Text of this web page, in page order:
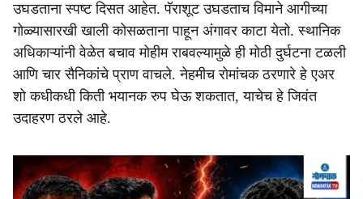
उघडताना स्पष्ट दिसत आहेत. पॅराशूट उघडताच विमाने आगीच्या
गोळ्यासारखी खाली कोसळताना पाहून अंगावर काटा येतो. स्थानिक
अधिकाऱ्यांनी वेळेत बचाव मोहीम राबवल्यामुळे ही मोठी दुर्घटना टळली
आणि चार सैनिकांचे प्राण वाचले. नेहमीच रोमांचक ठरणारे हे एअर
शो कधीकधी किती भयानक रुप घेऊ शकतात, याचेच हे जिवंत
उदाहरण ठरले आहे.